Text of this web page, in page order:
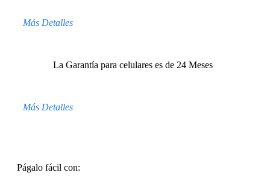
Más Detalles
La Garantía para celulares es de 24 Meses
Más Detalles
Págalo fácil con: